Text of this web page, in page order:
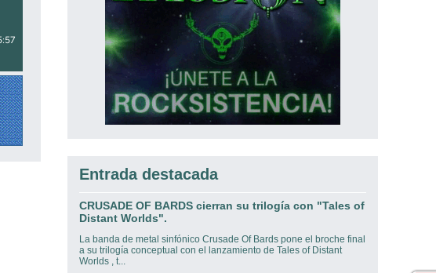
Entrada destacada
CRUSADE OF BARDS cierran su trilogía con "Tales of
Distant Worlds".
La banda de metal sinfónico Crusade Of Bards pone el broche final
a su trilogía conceptual con el lanzamiento de Tales of Distant
Worlds , t...